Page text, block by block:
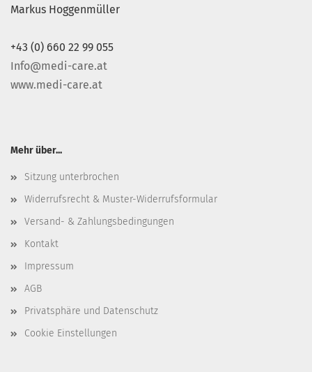
Markus Hoggenmüller
+43 (0) 660 22 99 055
Info@medi-care.at
www.medi-care.at
Mehr über...
Sitzung unterbrochen
Widerrufsrecht & Muster-Widerrufsformular
Versand- & Zahlungsbedingungen
Kontakt
Impressum
AGB
Privatsphäre und Datenschutz
Cookie Einstellungen